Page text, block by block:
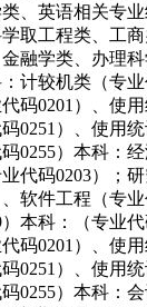
、英语相关专
取工程类、工
融学类、办理
计较机类（专
码0201）、使
0251）、使用
0255）本科：
代码0203）；
软件工程（专
本科：（专业
码0201）、使
0251）、使用
0255）本科：